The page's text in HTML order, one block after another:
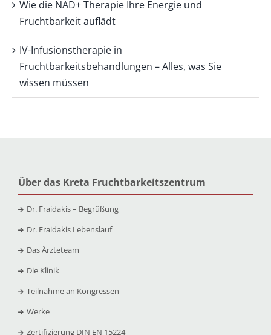
Wie die NAD+ Therapie Ihre Energie und
Fruchtbarkeit auflädt
IV-Infusionstherapie in
Fruchtbarkeitsbehandlungen – Alles, was Sie
wissen müssen
Über das Kreta Fruchtbarkeitszentrum
Dr. Fraidakis – Begrüßung
Dr. Fraidakis Lebenslauf
Das Ärzteteam
Die Klinik
Teilnahme an Kongressen
Werke
Zertifizierung DIN EN 15224